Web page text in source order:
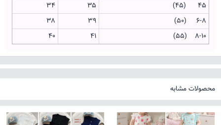
۴۵ (45)
۳۵
۳۴
۶-۸ (50)
۳۹
۳۸
۸-۱۰ (55)
۴۱ 40
محصولات مشابه